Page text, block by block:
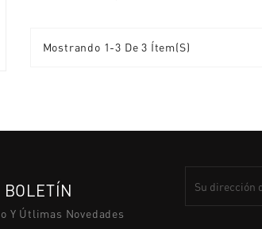
Mostrando 1-3 De 3 Ítem(s)
Y Útlimas Novedades